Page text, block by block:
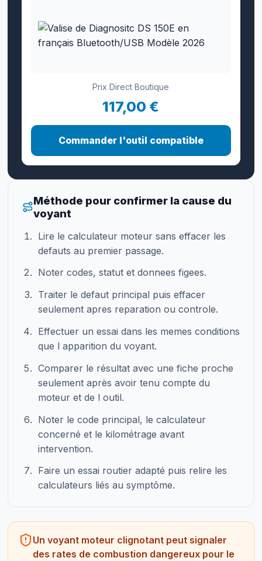
Prix Direct Boutique
117,00 €
Commander l'outil compatible
Méthode pour confirmer la cause du
voyant
Lire le calculateur moteur sans effacer les
defauts au premier passage.
Noter codes, statut et donnees figees.
Traiter le defaut principal puis effacer
seulement apres reparation ou controle.
Effectuer un essai dans les memes conditions
que l apparition du voyant.
Comparer le résultat avec une fiche proche
seulement après avoir tenu compte du
moteur et de l outil.
Noter le code principal, le calculateur
concerné et le kilométrage avant
intervention.
Faire un essai routier adapté puis relire les
calculateurs liés au symptôme.
Un voyant moteur clignotant peut signaler
des rates de combustion dangereux pour le